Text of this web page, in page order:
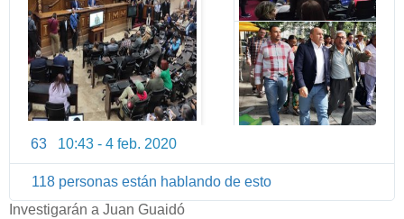
63 10:43 - 4 feb. 2020
n
o
118 personas están hablando de esto
Investigarán a Juan Guaidó